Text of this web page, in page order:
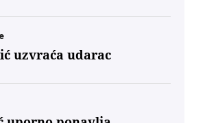
u 21. vek – svesno odvojena od
prošlosti koja nam je trovala društvo
uzvraća udarac